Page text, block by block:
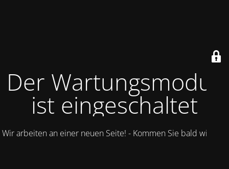
Der Wartungsmodus
ist eingeschaltet
Wir arbeiten an einer neuen Seite! - Kommen Sie bald wieder.